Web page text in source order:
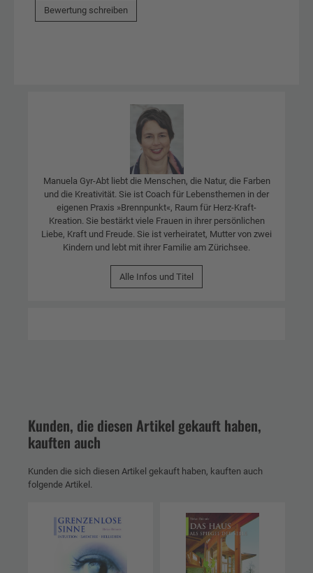
Bewertung schreiben
Manuela Gyr-Abt liebt die Menschen, die Natur, die Farben
und die Kreativität. Sie ist Coach für Lebensthemen in der
eigenen Praxis »Brennpunkt«, Raum für Herz-Kraft-
Kreation. Sie bestärkt viele Frauen in ihrer persönlichen
Liebe, Kraft und Freude. Sie ist verheiratet, Mutter von zwei
Kindern und lebt mit ihrer Familie am Zürichsee.
Alle Infos und Titel
Kunden, die diesen Artikel gekauft haben,
kauften auch
Kunden die sich diesen Artikel gekauft haben, kauften auch
folgende Artikel.